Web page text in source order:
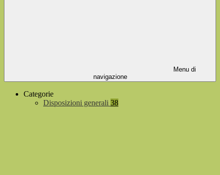
Menu di
navigazione
Categorie
Disposizioni generali 38